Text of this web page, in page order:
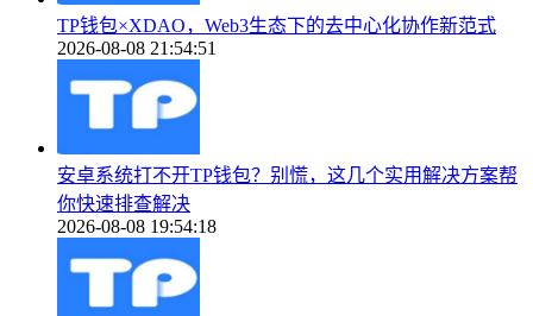
TP钱包×XDAO，Web3生态下的去中心化协作新范式
2026-08-08 21:54:51
安卓系统打不开TP钱包？别慌，这几个实用解决方案帮
你快速排查解决
2026-08-08 19:54:18